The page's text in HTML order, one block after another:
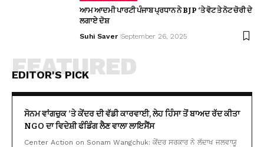
ਆਮ ਆਦਮੀ ਪਾਰਟੀ ਪੰਜਾਬ ਪ੍ਰਧਾਨ ਨੇ BJP ‘ਤੇ ਵੋਟ ਤੇ ਨੋਟ ਚੋਰੀ ਦੇ
ਲਗਾਏ ਦੋਸ਼
Suhi Saver September 26, 2025
EDITOR'S PICK
FEATURED
ਸੋਨਮ ਵਾਂਗਚੁਕ ‘ਤੇ ਕੇਂਦਰ ਦੀ ਵੱਡੀ ਕਾਰਵਾਈ, ਲੇਹ ਹਿੰਸਾ ਤੋਂ ਬਾਅਦ ਰੱਦ ਕੀਤਾ
NGO ਦਾ ਵਿਦੇਸ਼ੀ ਫੰਡਿੰਗ ਲੈਣ ਵਾਲਾ ਲਾਇਸੈਂਸ
Center Action on Sonam Wangchuk: ਕੇਂਦਰ ਸਰਕਾਰ ਨੇ ਲੱਦਾਖ ਜਲਵਾਯੂ